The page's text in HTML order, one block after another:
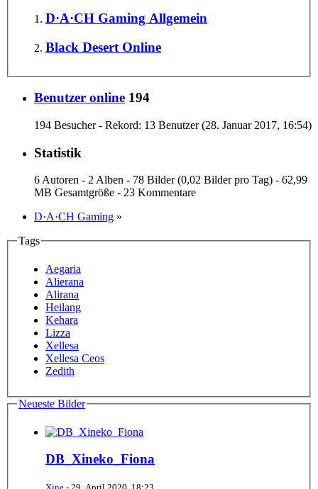
D·A·CH Gaming Allgemein
Black Desert Online
Benutzer online 194
194 Besucher - Rekord: 13 Benutzer (28. Januar 2017, 16:54)
Statistik
6 Autoren - 2 Alben - 78 Bilder (0,02 Bilder pro Tag) - 62,99
MB Gesamtgröße - 23 Kommentare
D·A·CH Gaming »
Tags
Aegaria
Alierana
Alirana
Heilang
Kehara
Lizza
Xellesa
Xellesa Ceos
Zedith
Neueste Bilder
DB_Xineko_Fiona